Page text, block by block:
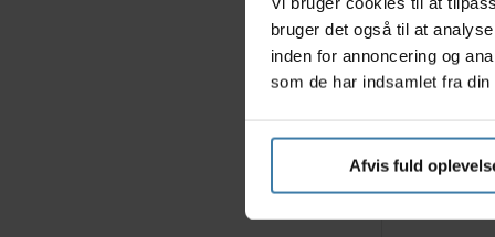
bruger det også til at
inden for annoncering og
som de har indsamlet fra
Afvis fuld